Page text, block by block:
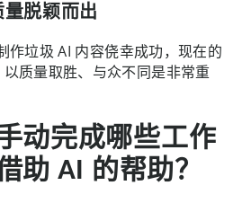
脱颖而出
作垃圾 AI 内容侥幸成功，现在的
质量取胜、与众不同是非常重
动完成哪些工作
助 AI 的帮助？